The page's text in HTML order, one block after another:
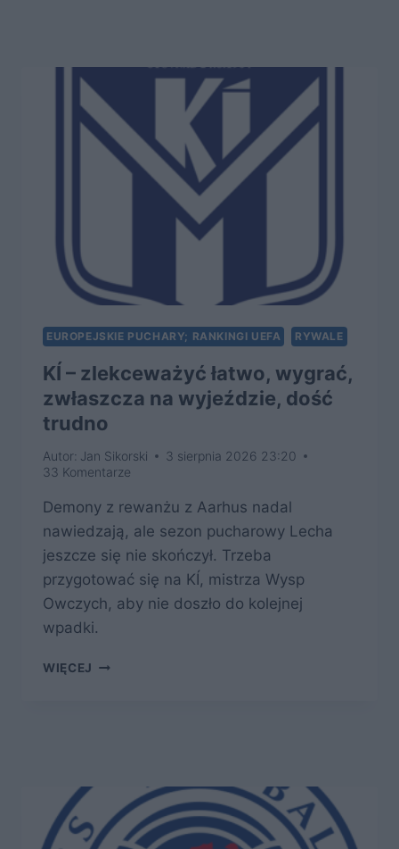
EUROPEJSKIMI
PUCHARAMI
EUROPEJSKIE PUCHARY; RANKINGI UEFA RYWALE
KÍ – zlekceważyć łatwo, wygrać,
zwłaszcza na wyjeździe, dość
trudno
Autor: Jan Sikorski
3 sierpnia 2026 23:20
33 Komentarze
Demony z rewanżu z Aarhus nadal
nawiedzają, ale sezon pucharowy Lecha
jeszcze się nie skończył. Trzeba
przygotować się na KÍ, mistrza Wysp
Owczych, aby nie doszło do kolejnej
wpadki.
WIĘCEJ KÍ –
TRUDNO